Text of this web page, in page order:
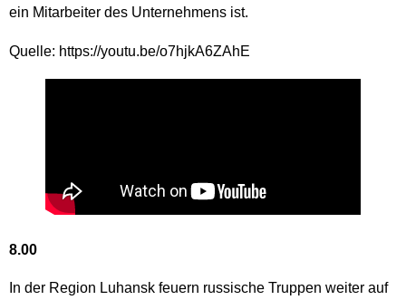
ein Mitarbeiter des Unternehmens ist.
Quelle: https://youtu.be/o7hjkA6ZAhE
8.00
In der Region Luhansk feuern russische Truppen weiter auf